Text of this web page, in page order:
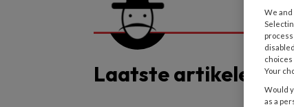
Laatste artikelen
We and
choices
Your
Would
as a